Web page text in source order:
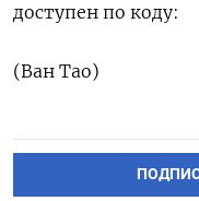
доступен по коду:
(Ван Тао)